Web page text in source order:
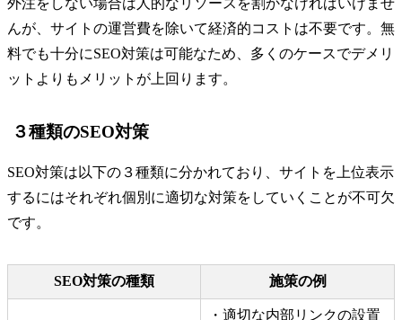
んが、サイトの運営費を除いて経済的コストは不要です。無
料でも十分にSEO対策は可能なため、多くのケースでデメリ
ットよりもメリットが上回ります。
３種類のSEO対策
SEO対策は以下の３種類に分かれており、サイトを上位表示
するにはそれぞれ個別に適切な対策をしていくことが不可欠
です。
SEO対策の種類 施策の例
・適切な内部リンクの設置